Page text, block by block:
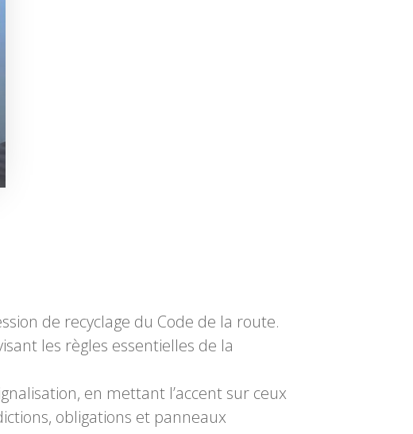
de recyclage du Code de la route.
les règles essentielles de la
en mettant l’accent sur ceux
obligations et panneaux